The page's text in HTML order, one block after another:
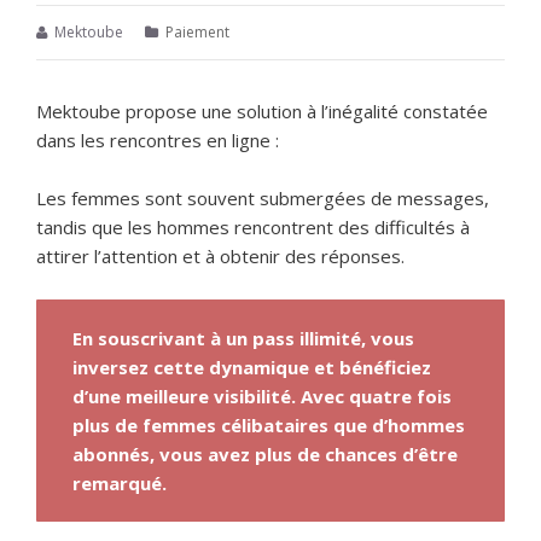
Mektoube Paiement
Mektoube propose une solution à l’inégalité constatée
dans les rencontres en ligne :
Les femmes sont souvent submergées de messages,
tandis que les hommes rencontrent des difficultés à
attirer l’attention et à obtenir des réponses.
En souscrivant à un pass illimité, vous
inversez cette dynamique et bénéficiez
d’une meilleure visibilité. Avec quatre fois
plus de femmes célibataires que d’hommes
abonnés, vous avez plus de chances d’être
remarqué.